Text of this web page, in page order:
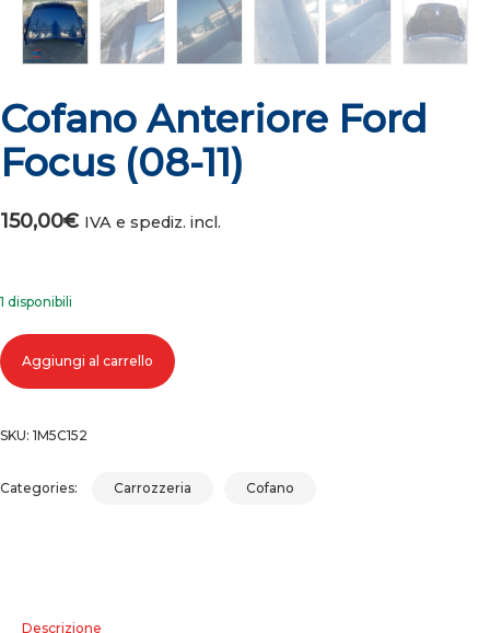
Cofano Anteriore Ford
Focus (08-11)
150,00€ IVA e spediz. incl.
1 disponibili
Cofano anteriore ford focus (08-11) quantità
Aggiungi al carrello
SKU: 1M5C152
Categories: Carrozzeria Cofano
Descrizione